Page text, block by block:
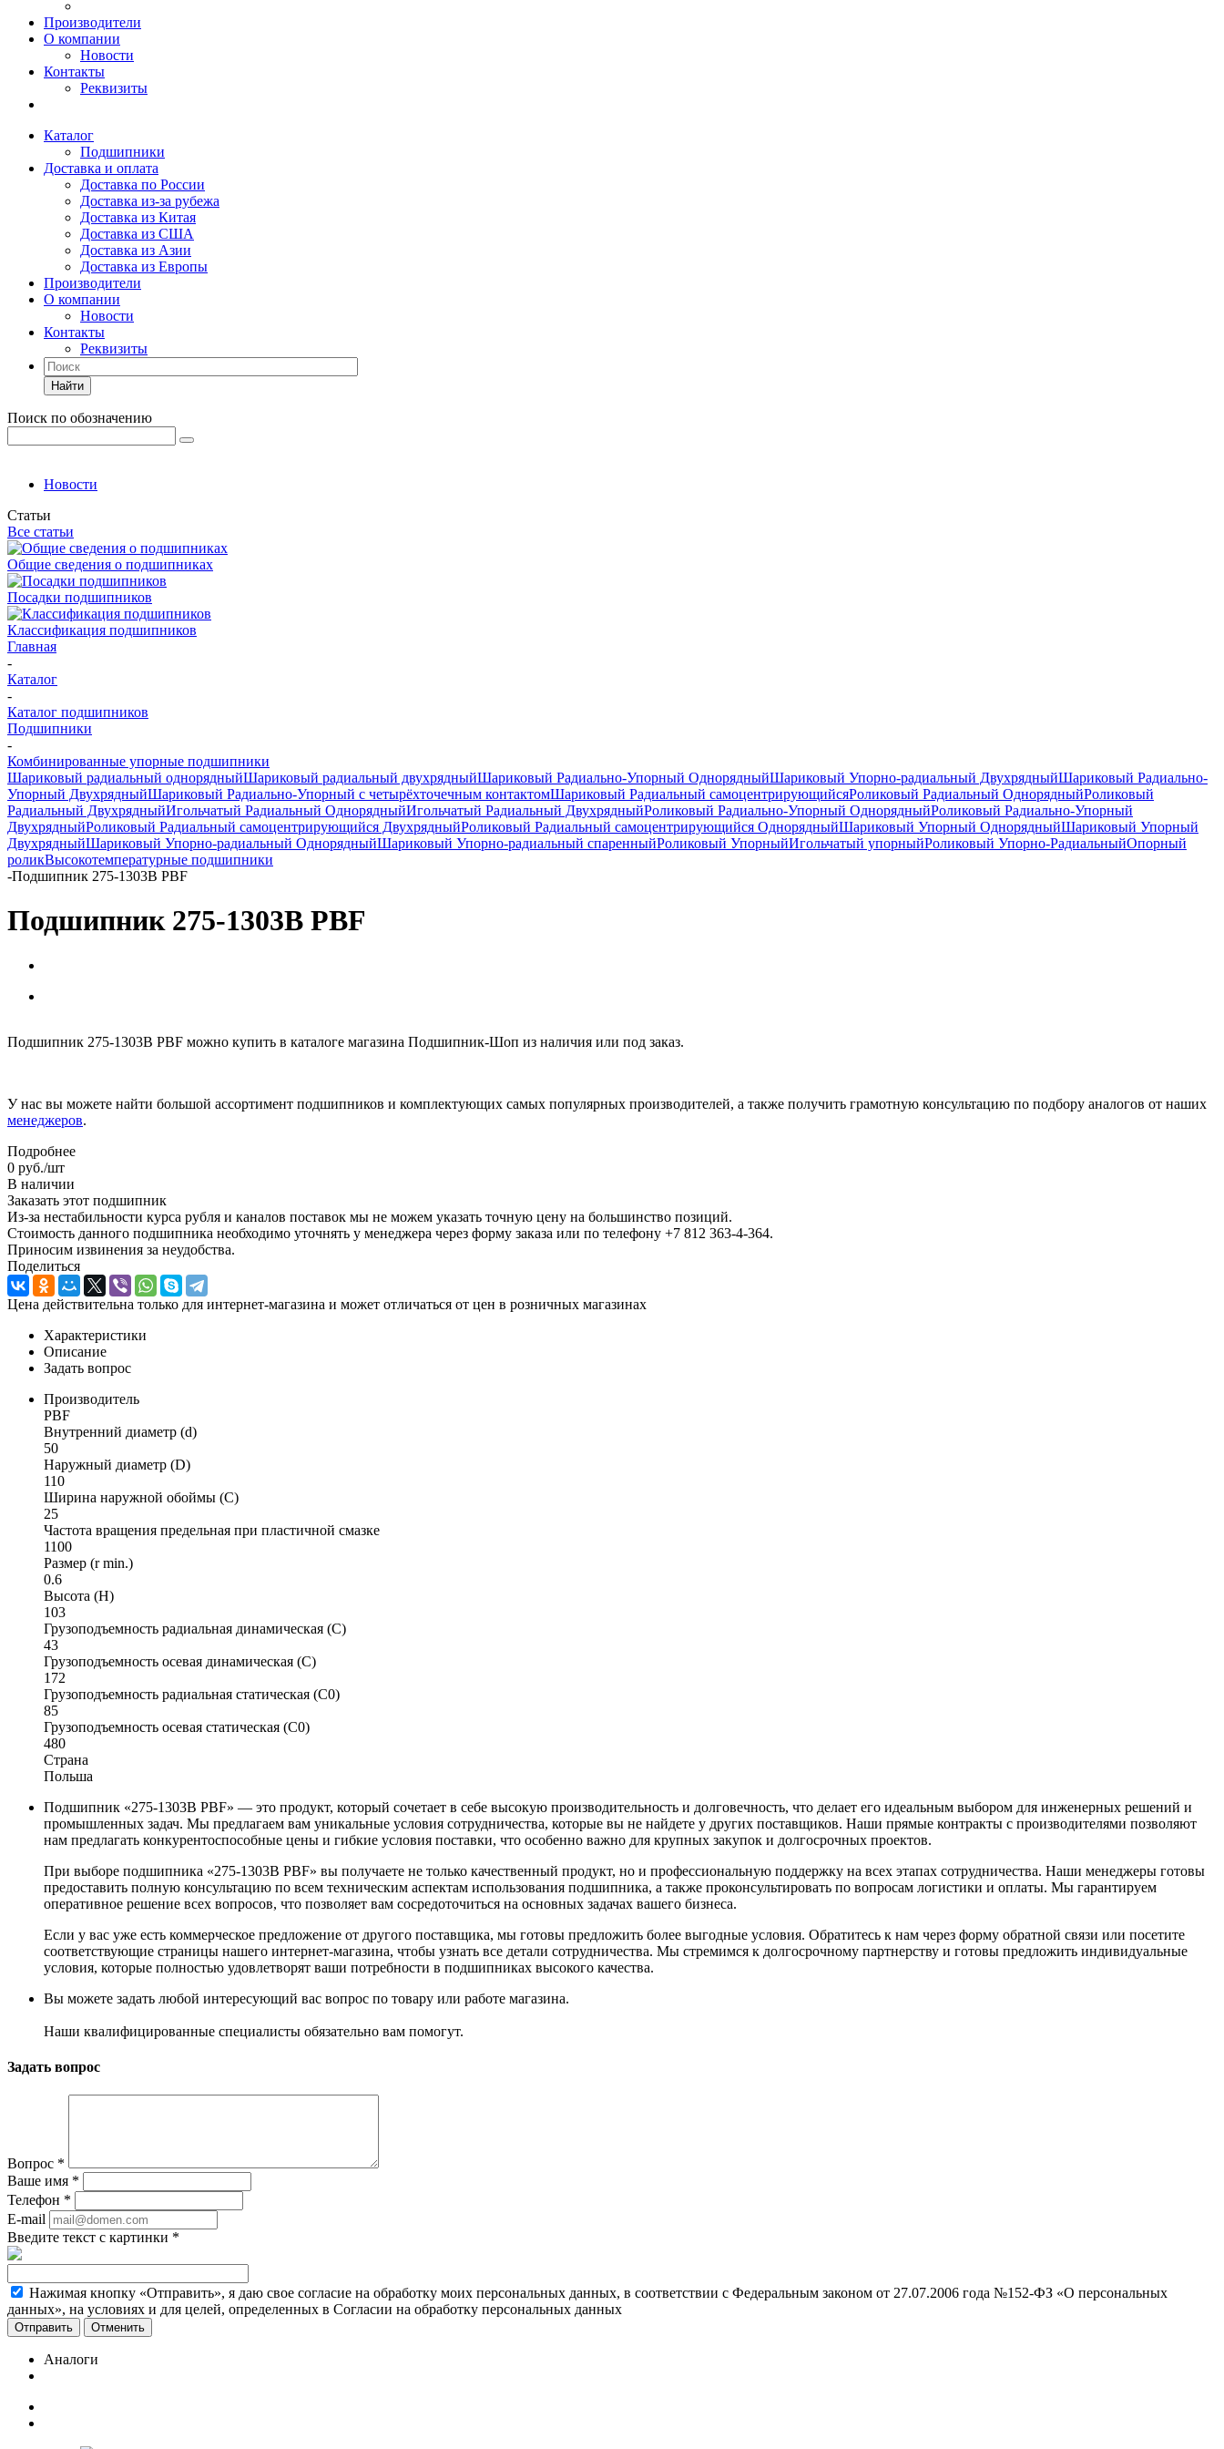
Производители
О компании
Новости
Контакты
Реквизиты
Каталог
Подшипники
Доставка и оплата
Доставка по России
Доставка из-за рубежа
Доставка из Китая
Доставка из США
Доставка из Азии
Доставка из Европы
Производители
О компании
Новости
Контакты
Реквизиты
Найти
Поиск по обозначению
Новости
Статьи
Все статьи
Общие сведения о подшипниках
Посадки подшипников
Классификация подшипников
Главная
-
Каталог
-
Каталог подшипников
Подшипники
-
Комбинированные упорные подшипники
Шариковый радиальный однорядныйШариковый радиальный двухрядныйШариковый Радиально-Упорный ОднорядныйШариковый Упорно-радиальный ДвухрядныйШариковый Радиально-
Упорный ДвухрядныйШариковый Радиально-Упорный с четырёхточечным контактомШариковый Радиальный самоцентрирующийсяРоликовый Радиальный ОднорядныйРоликовый
Радиальный ДвухрядныйИгольчатый Радиальный ОднорядныйИгольчатый Радиальный ДвухрядныйРоликовый Радиально-Упорный ОднорядныйРоликовый Радиально-Упорный
ДвухрядныйРоликовый Радиальный самоцентрирующийся ДвухрядныйРоликовый Радиальный самоцентрирующийся ОднорядныйШариковый Упорный ОднорядныйШариковый Упорный
ДвухрядныйШариковый Упорно-радиальный ОднорядныйШариковый Упорно-радиальный спаренныйРоликовый УпорныйИгольчатый упорныйРоликовый Упорно-РадиальныйОпорный
роликВысокотемпературные подшипники
-Подшипник 275-1303B PBF
Подшипник 275-1303B PBF
Подшипник 275-1303B PBF можно купить в каталоге магазина Подшипник-Шоп из наличия или под заказ.
У нас вы можете найти большой ассортимент подшипников и комплектующих самых популярных производителей, а также получить грамотную консультацию по подбору аналогов от наших
менеджеров.
Подробнее
0 руб./шт
В наличии
Заказать этот подшипник
Из-за нестабильности курса рубля и каналов поставок мы не можем указать точную цену на большинство позиций.
Стоимость данного подшипника необходимо уточнять у менеджера через форму заказа или по телефону +7 812 363-4-364.
Приносим извинения за неудобства.
Поделиться
Цена действительна только для интернет-магазина и может отличаться от цен в розничных магазинах
Характеристики
Описание
Задать вопрос
Производитель
PBF
Внутренний диаметр (d)
50
Наружный диаметр (D)
110
Ширина наружной обоймы (C)
25
Частота вращения предельная при пластичной смазке
1100
Размер (r min.)
0.6
Высота (H)
103
Грузоподъемность радиальная динамическая (C)
43
Грузоподъемность осевая динамическая (C)
172
Грузоподъемность радиальная статическая (C0)
85
Грузоподъемность осевая статическая (C0)
480
Страна
Польша
Подшипник «275-1303B PBF» — это продукт, который сочетает в себе высокую производительность и долговечность, что делает его идеальным выбором для инженерных решений и
промышленных задач. Мы предлагаем вам уникальные условия сотрудничества, которые вы не найдете у других поставщиков. Наши прямые контракты с производителями позволяют
нам предлагать конкурентоспособные цены и гибкие условия поставки, что особенно важно для крупных закупок и долгосрочных проектов.
При выборе подшипника «275-1303B PBF» вы получаете не только качественный продукт, но и профессиональную поддержку на всех этапах сотрудничества. Наши менеджеры готовы
предоставить полную консультацию по всем техническим аспектам использования подшипника, а также проконсультировать по вопросам логистики и оплаты. Мы гарантируем
оперативное решение всех вопросов, что позволяет вам сосредоточиться на основных задачах вашего бизнеса.
Если у вас уже есть коммерческое предложение от другого поставщика, мы готовы предложить более выгодные условия. Обратитесь к нам через форму обратной связи или посетите
соответствующие страницы нашего интернет-магазина, чтобы узнать все детали сотрудничества. Мы стремимся к долгосрочному партнерству и готовы предложить индивидуальные
условия, которые полностью удовлетворят ваши потребности в подшипниках высокого качества.
Вы можете задать любой интересующий вас вопрос по товару или работе магазина.
Наши квалифицированные специалисты обязательно вам помогут.
Задать вопрос
Вопрос *
Ваше имя *
Телефон *
E-mail
Введите текст с картинки *
Нажимая кнопку «Отправить», я даю свое согласие на обработку моих персональных данных, в соответствии с Федеральным законом от 27.07.2006 года №152-ФЗ «О персональных
данных», на условиях и для целей, определенных в Согласии на обработку персональных данных
Отменить
Аналоги